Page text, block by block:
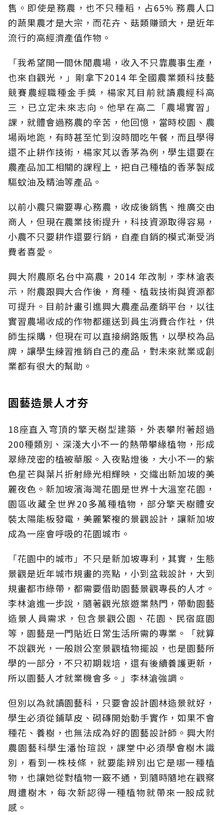
售。即使是務農，也不只種稻，占65% 務農人口
的蔬果農才是大宗，而花卉、菇類賺頭大，是近年
流行的高經濟產值作物。
「我希望開一間休閒農場，收入不只靠農事生產，
也來自觀光，」剛拿下2014 年全國農業類科技藝
競賽農經職種金手獎，楊家芃目前就讀農經科高
三，已立定未來志向。他早在高二「農場實習」
課，就體會過務農的辛苦，他回憶，當時校園、農
場兩地跑，有時甚至忙到沒時間吃午餐，而且學得
還不止耕作技術，楊家芃以香茅為例，學生還要在
農產品加工相關的課程上，把自己種植的香茅製成
驅蚊油及精油等產品。
以前小農只需要專心務農，收成後銷售、推廣交由
商人，但現在農業技術提升，科技資源取得容易，
小農不只要耕作還要行銷，自產自銷的模式漸受消
費者喜愛。
興大附農原名台中高農，2014 年改制，李林滄表
示，附農跟興大合作後，育種、植栽技術與資源都
可提升。目前計畫引進興大農產品產銷平台，以往
實習農場收成的作物都運送到員生消費合作社，供
師生採購，但現在可以直接網路販售，以學校為品
牌，讓學生練習推銷自己的產品，對未來就業或創
業都有很大的幫助。
園藝造景人才夯
18座直入穹頂的擎天樹型建築，外表攀附著超過
200種類別、深淺大小不一的熱帶攀緣植物，形成
翠綠茂密的植被華服。入夜點燈後，大小不一的紫
色星芒與葉片折射綠光相輝映，交織出新加坡的美
麗夜色。新加坡濱海灣花園是世界十大溫室花園，
園區收藏全世界20多萬種植物，部分擎天樹體安
裝太陽能板發電，美麗繁複的景觀設計，讓新加坡
成為一座會呼吸的花園城市。
「花園中的城市」不只是新加坡專利，其實，生態
景觀是近年城市規畫的亮點，小到盆栽設計，大到
規畫都市綠帶，都需要借助園藝景觀專長的人才。
李林滄進一步說，隨著觀光旅遊業熱門，帶動園藝
造景人員需求，包含景觀公園、花園、民宿庭園
等，園藝是一門貼近日常生活所需的專業。「就算
不說觀光，一般辦公室景觀植物擺設，也是園藝所
學的一部分，不只初期栽培，還有後續養護更新，
所以園藝人才就業機會多。」李林滄強調。
但別以為就讀園藝科，只要會設計園林造景就好，
學生必須從鋪草皮、砌磚開始動手實作，如果不會
種花、養樹，也無法成為好的園藝設計師。興大附
農園藝科學生潘怡瑄說，課堂中必須學會樹木識
別，看到一株枝條，就要能辨別出它是哪一種植
物，也讓她從對植物一竅不通，到隨時隨地在觀察
周遭樹木，每次新認得一種植物就帶來一股成就
感。